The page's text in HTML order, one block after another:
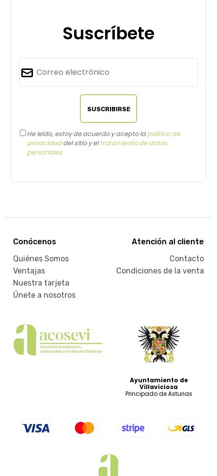
Suscríbete
He leído, estoy de acuerdo y acepto lapolítica de
privacidaddel sitio y eltratamiento de datos
personales.
Conócenos
Quiénes Somos
Ventajas
Nuestra tarjeta
Únete a nosotros
Atención al cliente
Contacto
Condiciones de la venta
Ayuntamiento de
Villaviciosa
Principado de Asturias